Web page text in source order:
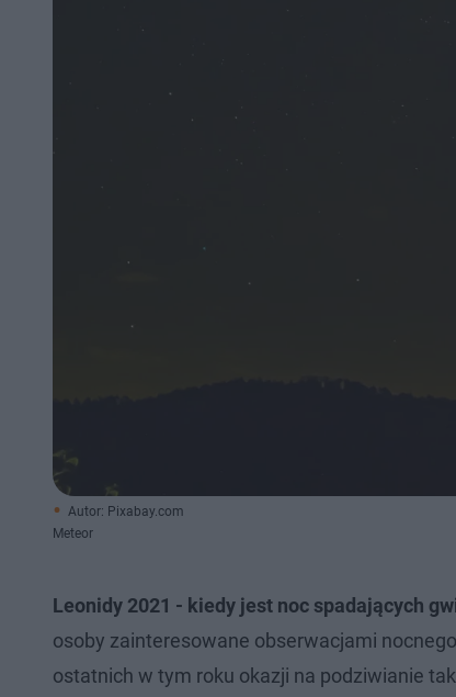
Autor: Pixabay.com
Meteor
Leonidy 2021 - kiedy jest noc spadających
osoby zainteresowane obserwacjami
ostatnich w tym roku okazji na podziwianie